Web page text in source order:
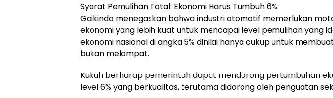
Syarat Pemulihan Total: Ekonomi Harus Tumbuh 6%
Gaikindo menegaskan bahwa industri otomotif memerlukan
ekonomi yang lebih kuat untuk mencapai level pemulihan yang
ekonomi nasional di angka 5% dinilai hanya cukup untuk
bukan melompat.
Kukuh berharap pemerintah dapat mendorong pertumbuhan
level 6% yang berkualitas, terutama didorong oleh penguatan